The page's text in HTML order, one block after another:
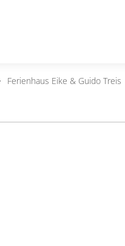
Ferienhaus Eike & Guido Treis